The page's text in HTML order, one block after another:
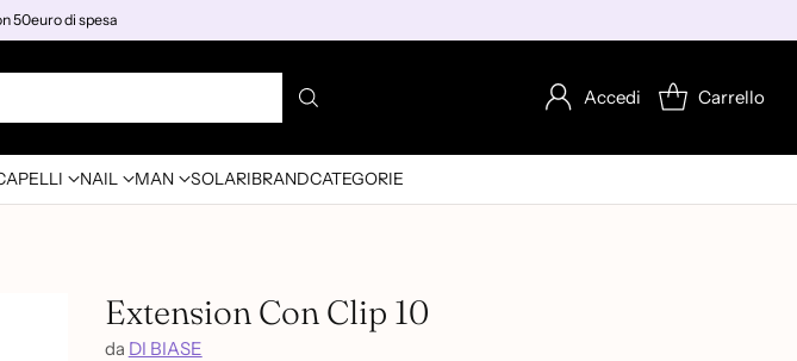
50euro di spesa
Accedi Carrello
NAIL MAN SOLARIBRANDCATEGORIE
Extension Con Clip 10
da DI BIASE